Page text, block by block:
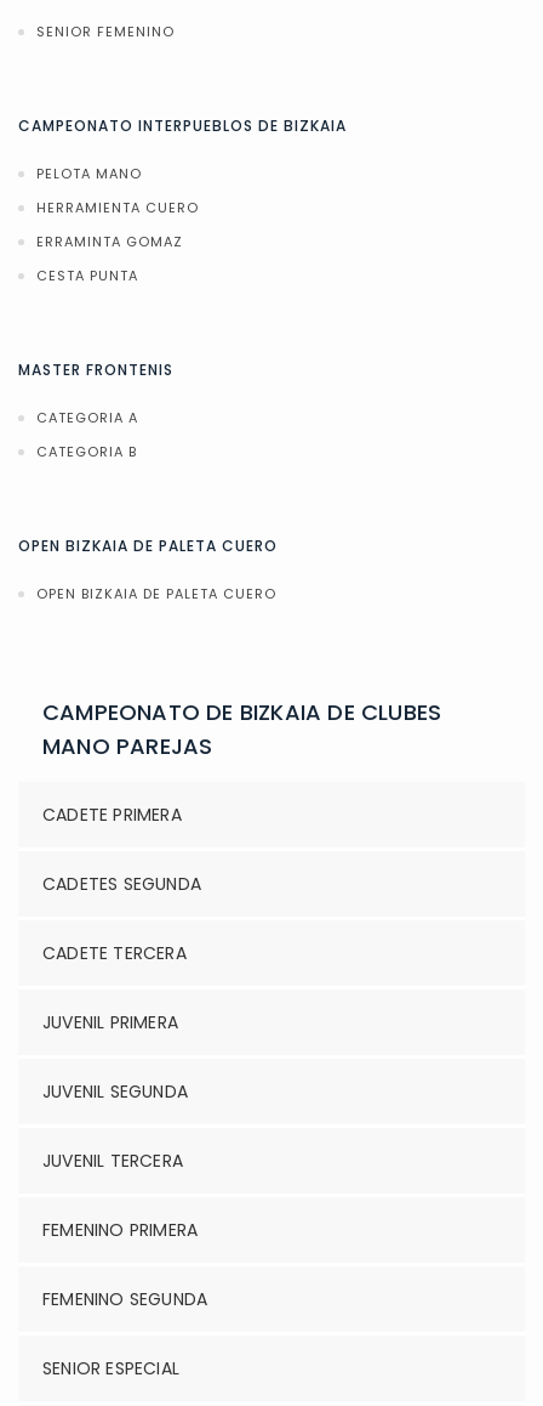
SENIOR FEMENINO
CAMPEONATO INTERPUEBLOS DE BIZKAIA
PELOTA MANO
HERRAMIENTA CUERO
ERRAMINTA GOMAZ
CESTA PUNTA
MASTER FRONTENIS
CATEGORIA A
CATEGORIA B
OPEN BIZKAIA DE PALETA CUERO
OPEN BIZKAIA DE PALETA CUERO
CAMPEONATO DE BIZKAIA DE CLUBES
MANO PAREJAS
CADETE PRIMERA
CADETES SEGUNDA
CADETE TERCERA
JUVENIL PRIMERA
JUVENIL SEGUNDA
JUVENIL TERCERA
FEMENINO PRIMERA
FEMENINO SEGUNDA
SENIOR ESPECIAL